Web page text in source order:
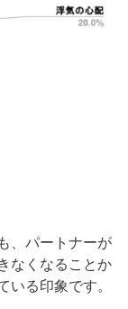
、パートナーが
なくなることか
いる印象です。